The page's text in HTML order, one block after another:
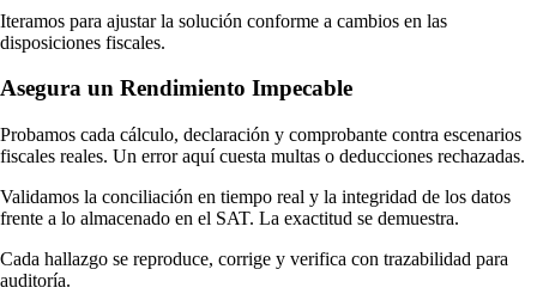
Iteramos para ajustar la solución conforme a cambios en las
disposiciones fiscales.
Asegura un Rendimiento Impecable
Probamos cada cálculo, declaración y comprobante contra escenarios
fiscales reales. Un error aquí cuesta multas o deducciones rechazadas.
Validamos la conciliación en tiempo real y la integridad de los datos
frente a lo almacenado en el SAT. La exactitud se demuestra.
Cada hallazgo se reproduce, corrige y verifica con trazabilidad para
auditoría.